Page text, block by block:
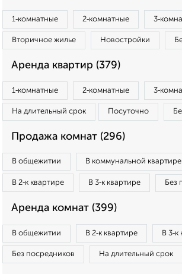
1‑комнатные 2‑комнатные
Вторичное жилье Новостройки
Аренда квартир (379)
1‑комнатные 2‑комнатные
На длительный срок Посуточно
Продажа комнат (296)
В общежитии В коммунальной квартире
В 2‑к квартире В 3‑к квартире Без
Аренда комнат (399)
В общежитии В 2‑к квартире В
Без посредников На длительный срок